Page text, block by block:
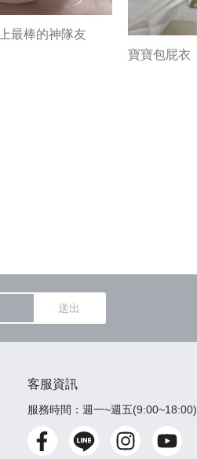
最棒的神隊友
寶寶包屁衣
送出
客服資訊
服務時間：週一~週五(9:00~18:00)